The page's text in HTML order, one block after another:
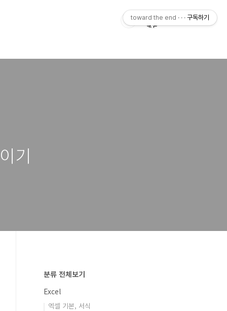
기
분류 전체보기
Excel
엑셀 기본, 서식
toward the end · · · 구독하기